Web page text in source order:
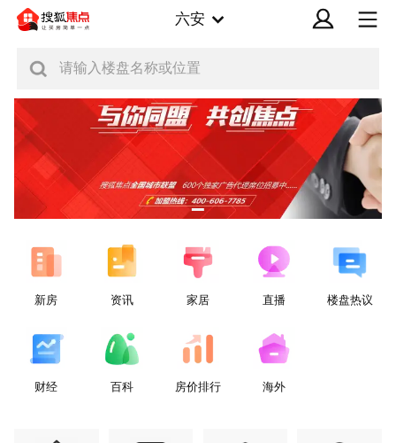
六安
请输入楼盘名称或位置
新房 资讯 家居 直播 楼盘热议
财经 百科 房价排行 海外